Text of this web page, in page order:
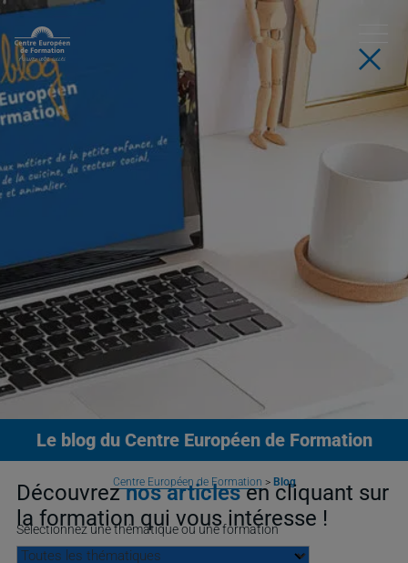
Le blogdu Centre Européen de Formation
Centre Européen de Formation > Blog
Découvreznos articles en cliquant sur
la formation qui vous intéresse !
Sélectionnez une thématique ou une formation